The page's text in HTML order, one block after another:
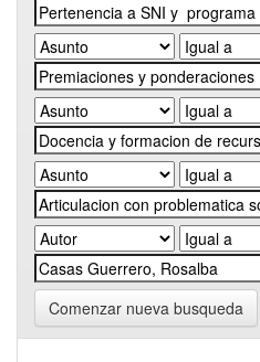
Comenzar nueva busqueda